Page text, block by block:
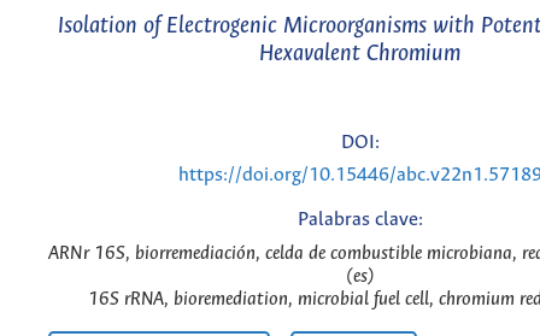
Isolation of Electrogenic Microorganisms with
Hexavalent Chromium
DOI:
https://doi.org/10.15446/
Palabras clave:
ARNr 16S, biorremediación, celda de combustible microbiana,
(es)
16S rRNA, bioremediation, microbial fuel cell, chromium